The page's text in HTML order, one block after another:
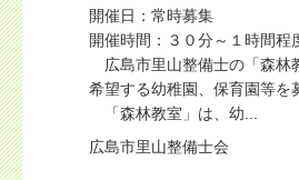
開催日：常時募集
開催時間：３０分～１時間程
広島市里山整備士の「森林
希望する幼稚園、保育園等を
「森林教室」は、幼...
広島市里山整備士会